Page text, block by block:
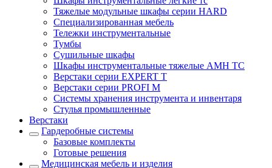
Тяжелые модульные шкафы серии HARD
Cпециализированная мебель
Тележки инструментальные
Тумбы
Cушильные шкафы
Шкафы инструментальные тяжелые AMH TC
Верстаки серии EXPERT T
Верстаки серии PROFI M
Системы хранения инструмента и инвентаря
Стулья промышленные
Верстаки
Гардеробные системы
Базовые комплекты
Готовые решения
Медицинская мебель и изделия